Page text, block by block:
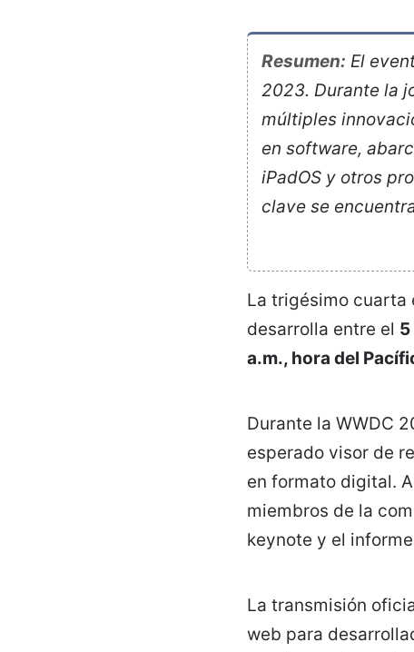
Resumen: El
2023. Durante la
múltiples
en software,
iPadOS y otros
clave se
La trigésimo cuarta
desarrolla entre el
a.m., hora del
Durante la WWDC
esperado visor de
en formato digital.
miembros de la
keynote y el
La transmisión
web para